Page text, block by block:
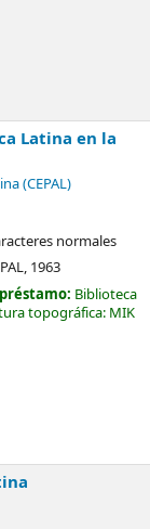
Latina en la
(CEPAL)
normales
1963
Biblioteca
topográfica: MIK